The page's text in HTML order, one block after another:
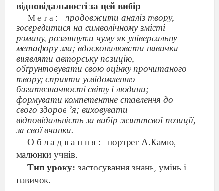
відповідальності за цей вибір
Мета : продовжити аналіз твору,
зосередитися на символічному змісті
роману, розглянути чуму як універсальну
метафору зла; вдосконалювати навички
виявляти авторську позицію,
обґрунтовувати свою оцінку прочитаного
твору; сприяти усвідомленню
багатозначності світу і людини;
формувати компетентне ставлення до
свого здоров ’я; виховувати
відповідальність за вибір життєвої позиції,
за свої вчинки.
Обладнання:портрет А.Камю,
малюнки учнів.
Тип уроку: застосування знань, умінь і
навичок.